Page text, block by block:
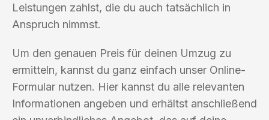
Leistungen zahlst, die du auch tatsächlich in
Anspruch nimmst.
Um den genauen Preis für deinen Umzug zu
ermitteln, kannst du ganz einfach unser Online-
Formular nutzen. Hier kannst du alle relevanten
Informationen angeben und erhältst anschließend